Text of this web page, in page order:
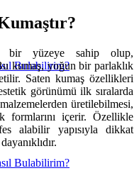
bir yüzeye sahip olup,
kumaş, yoğun bir parlaklık
Saten kumaş özellikleri
görünümü ilk sıralarda
üretilebilmesi,
formlarını içerir. Özellikle
alabilir yapısıyla dikkat